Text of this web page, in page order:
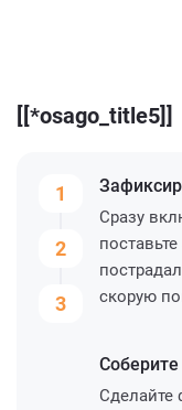
[[*osago_title5]]
1
2
3
Сразу
скорую
Соберите
Сделайте